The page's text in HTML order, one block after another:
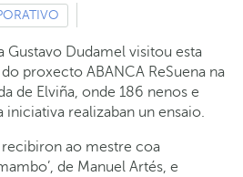
Gustavo Dudamel visitou esta
proxecto ABANCA ReSuena na
de Elviña, onde 186 nenos e
iniciativa realizaban un ensaio.
ao mestre coa
de Manuel Artés, e